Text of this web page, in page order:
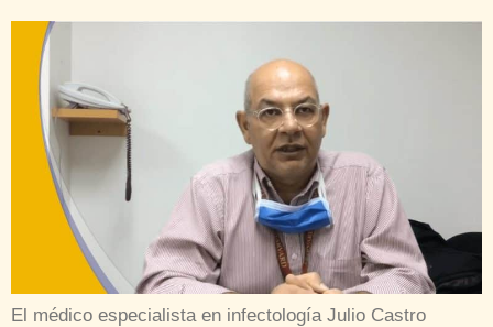
El médico especialista en infectología Julio Castro